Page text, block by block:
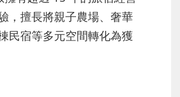
，擅長將親子農場、奢華
民宿等多元空間轉化為獲